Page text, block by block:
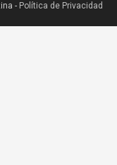
- Política de Privacidad